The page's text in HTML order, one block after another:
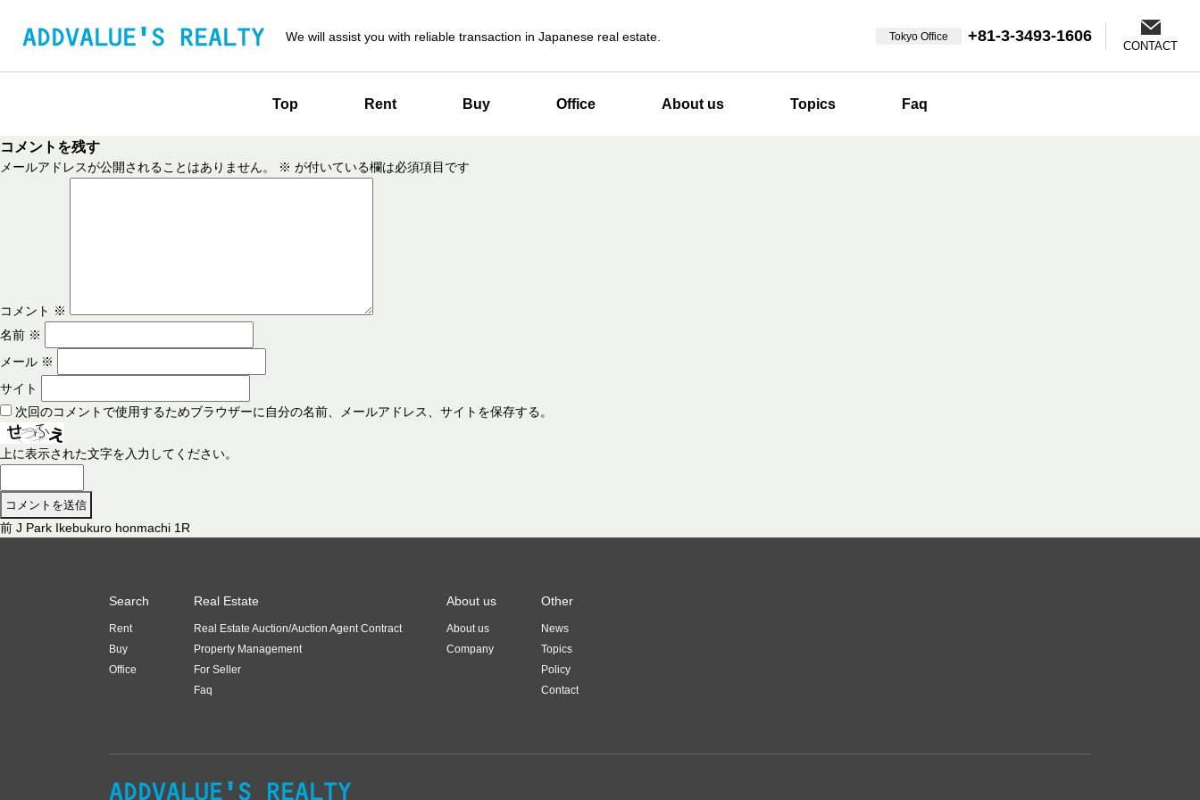
We will assist you with reliable transaction in Japanese real estate. Tokyo Office +81-3-3493-1606
CONTACT
Top Rent Buy Office About us Topics Faq
コメントを残す
メールアドレスが公開されることはありません。 ※ が付いている欄は必須項目です
コメント ※
名前 ※
メール ※
サイト
次回のコメントで使用するためブラウザーに自分の名前、メールアドレス、サイトを保存する。
上に表示された文字を入力してください。
投
前 前
J Park Ikebukuro honmachi 1R
Search
Rent
Buy
Office
Real Estate
Real Estate Auction/Auction Agent Contract
Property Management
For Seller
Faq
About us
About us
Company
Other
News
Topics
Policy
Contact